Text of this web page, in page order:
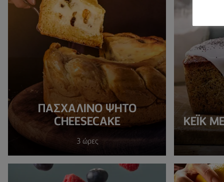
ΠΑΣΧΑΛΙΝΌ ΨΗΤΌ
CHEESECAKE
3 ώρες
ΚΈΙΚ